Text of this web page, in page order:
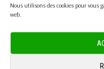
Nous utilisons des cookies pour vous
web.
COPYRIGHT © 2026 PASSION